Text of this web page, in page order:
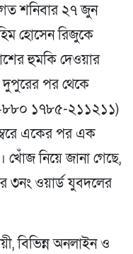
শনিবার ২৭ জুন
হোসেন রিজুকে
হুমকি দেওয়ার
পর থেকে
(+৮৮০ ১৭৮৫-২১১২১১)
একের পর এক
খোঁজ নিয়ে জানা গেছে,
৩নং ওয়ার্ড যুবদলের
বিভিন্ন অনলাইন ও